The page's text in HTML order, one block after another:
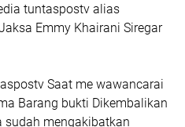
tuntaspostv alias
Emmy Khairani Siregar
Saat me wawancarai
Barang bukti Dikembalikan
sudah mengakibatkan